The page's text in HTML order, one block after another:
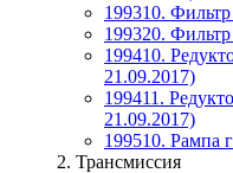
199310.
199320.
199410.
21.09.2017)
199411.
21.09.2017)
199510. Рампа
2. Трансмиссия